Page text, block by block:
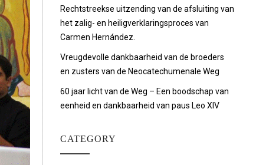
Rechtstreekse uitzending van de afsluiting van
het zalig- en heiligverklaringsproces van
Carmen Hernández.
Vreugdevolle dankbaarheid van de broeders
en zusters van de Neocatechumenale Weg
60 jaar licht van de Weg – Een boodschap van
eenheid en dankbaarheid van paus Leo XIV
CATEGORY